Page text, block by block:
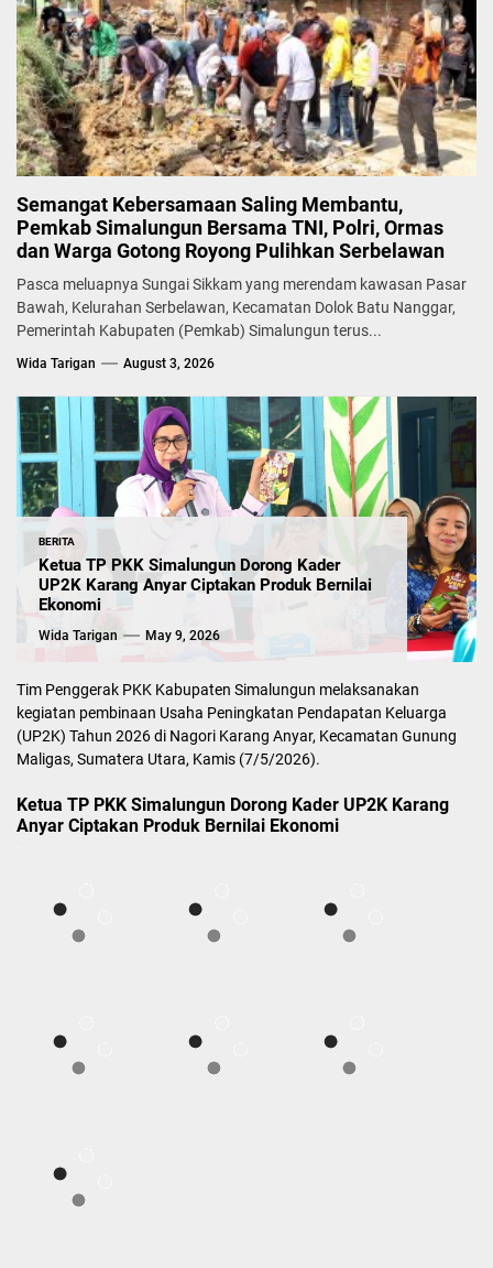
Semangat Kebersamaan Saling Membantu,
Pemkab Simalungun Bersama TNI, Polri, Ormas
dan Warga Gotong Royong Pulihkan Serbelawan
Pasca meluapnya Sungai Sikkam yang merendam kawasan Pasar
Bawah, Kelurahan Serbelawan, Kecamatan Dolok Batu Nanggar,
Pemerintah Kabupaten (Pemkab) Simalungun terus...
Wida Tarigan August 3, 2026
BERITA
Ketua TP PKK Simalungun Dorong Kader
UP2K Karang Anyar Ciptakan Produk Bernilai
Ekonomi
Wida Tarigan May 9, 2026
Tim Penggerak PKK Kabupaten Simalungun melaksanakan
kegiatan pembinaan Usaha Peningkatan Pendapatan Keluarga
(UP2K) Tahun 2026 di Nagori Karang Anyar, Kecamatan Gunung
Maligas, Sumatera Utara, Kamis (7/5/2026).
Ketua TP PKK Simalungun Dorong Kader UP2K Karang
Anyar Ciptakan Produk Bernilai Ekonomi